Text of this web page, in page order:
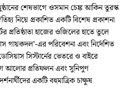
শেষভাগে ওসমান চেঙ্ক আকিন তুরস্ক
নিয়ে প্রকাশিত একটি বিশেষ প্রকাশনা
প্রতিষ্ঠাতা হাজের ওজিলের হাতে তুলে
গায়কদল’-এর পরিবেশনা এবং নির্দেশিত
সিস্টার্নের ভেতরে ও বাইরে
আলোর প্রতিফলন এবং সুনিপুণ
একটি বহুমাত্রিক চাক্ষুষ